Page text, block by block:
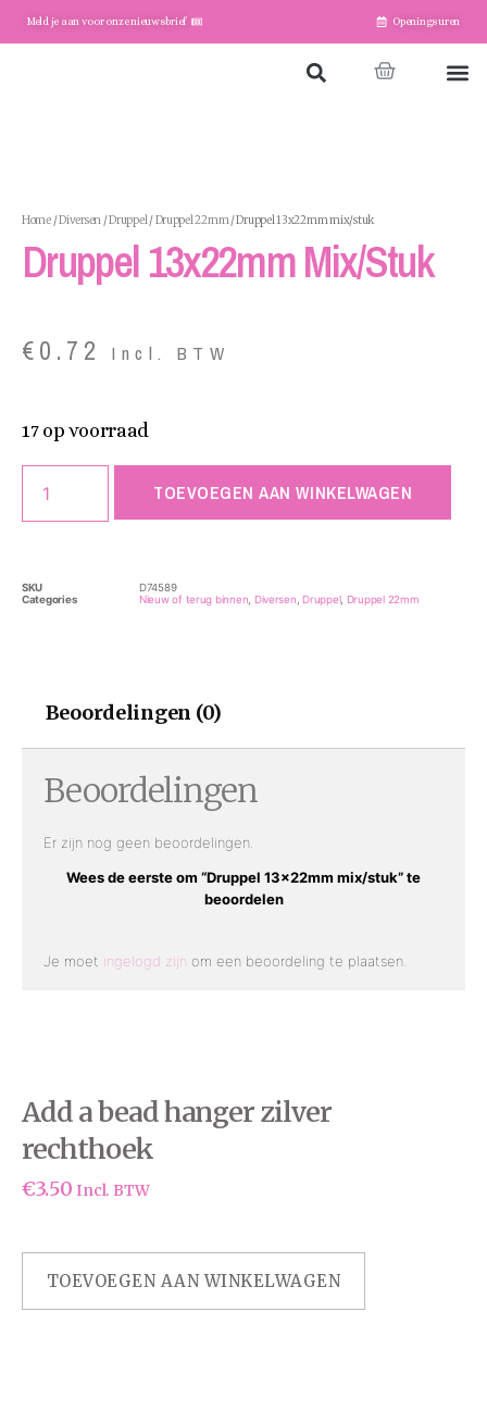
Meld je aan voor onze nieuwsbrief Openingsuren
Home/Diversen/Druppel/Druppel 22mm/ Druppel 13x22mm mix/stuk
Druppel 13x22mm Mix/stuk
€0.72 Incl. BTW
17 op voorraad
TOEVOEGEN AAN WINKELWAGEN
SKU
D74589
Categories
Nieuw of terug binnen Diversen Druppel, Druppel 22mm
Add a bead hanger zilver
rechthoek
€3.50 Incl. BTW
TOEVOEGEN AAN WINKELWAGEN
Beoordelingen (0)
Beoordelingen
Er zijn nog geen beoordelingen.
Wees de eerste om “Druppel 13x22mm mix/stuk” te
beoordelen
Je moet ingelogd zijn om een beoordeling te plaatsen.